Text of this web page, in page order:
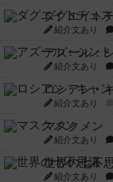
ダグエイト
紹介文あり
アズール：
紹介文あり
ロシアン・
紹介文あり
マスクメン
紹介文あり
世界の七不
紹介文あり